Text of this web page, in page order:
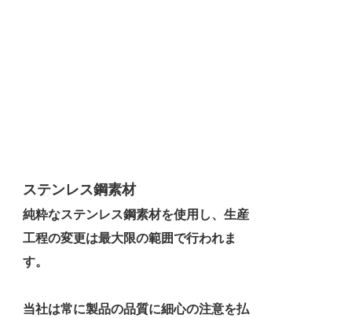
ステンレス鋼素材
純粋なステンレス鋼素材を使用し、生産
工程の変更は最大限の範囲で行われま
す。
当社は常に製品の品質に細心の注意を払